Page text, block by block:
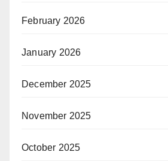
February 2026
January 2026
December 2025
November 2025
October 2025